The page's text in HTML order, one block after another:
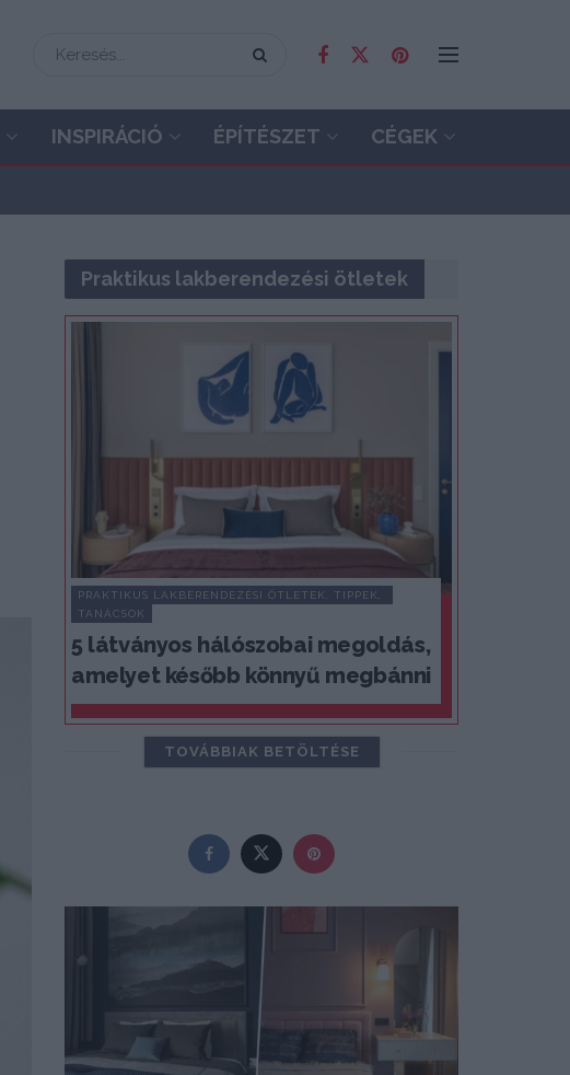
INSPIRÁCIÓ ÉPÍTÉSZET CÉGEK
Praktikus lakberendezési ötletek
PRAKTIKUS LAKBERENDEZÉSI ÖTLETEK, TIPPEK,
TANÁCSOK
5 látványos hálószobai megoldás,
amelyet később könnyű megbánni
TOVÁBBIAK BETÖLTÉSE